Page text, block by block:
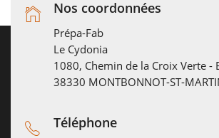
Nos coordonnées
Prépa-Fab
Le Cydonia
1080, Chemin de la Croix Verte -
38330 MONTBONNOT-ST-
Téléphone